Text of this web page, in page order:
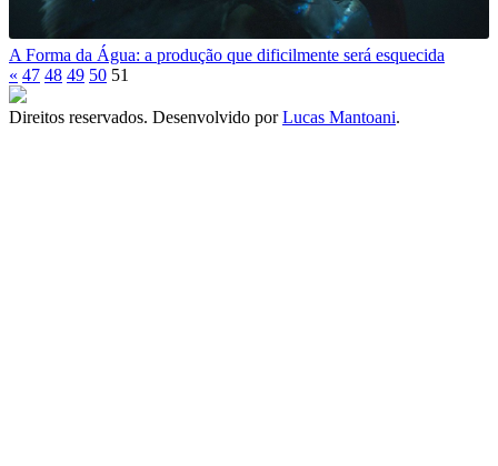
A Forma da Água: a produção que dificilmente será esquecida
« 47 48 49 50 51
Direitos reservados. Desenvolvido porLucas Mantoani.